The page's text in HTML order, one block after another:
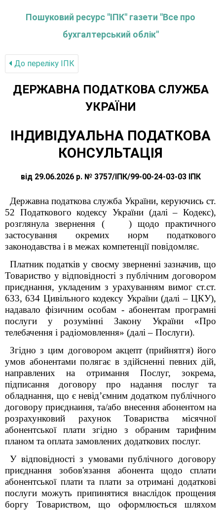
Пошуковий ресурс "ІПК" газети "Все про
бухгалтерський облік"
До переліку IПК
ДЕРЖАВНА ПОДАТКОВА СЛУЖБА
УКРАЇНИ
ІНДИВІДУАЛЬНА ПОДАТКОВА
КОНСУЛЬТАЦІЯ
від 29.06.2026 р. № 3757/ІПК/99-00-24-03-03 ІПК
Державна податкова служба України, керуючись ст.
52 Податкового кодексу України (далі – Кодекс),
розглянула звернення ( ) щодо практичного
застосування окремих норм податкового
законодавства і в межах компетенції повідомляє.
Платник податків у своєму зверненні зазначив, що
Товариство у відповідності з публічним договором
приєднання, укладеним з урахуванням вимог ст.ст.
633, 634 Цивільного кодексу України (далі – ЦКУ),
надавало фізичним особам - абонентам програмні
послуги у розумінні Закону України «Про
телебачення i радіомовлення» (далі – Послуги).
Згідно з цим договором акцепт (прийнятгя) його
умов абонентами полягає в здійсненні певних дій,
направлених на отримання Послуг, зокрема,
підписання договору про надання послуг та
обладнання, що є невід’ємним додатком публічного
договору приєднаиня, та/або внесення абонентом на
розрахунковий рахунок Товариства місячної
абонентської плати згідно з обраним тарифним
планом та оплата замовлених додаткових послуг.
У відповідності з умовами публічного договору
приєднання зобов'язання абонента щодо сплати
абонентської плати та плати за отримані додаткові
послуги можуть припинятися внаслідок прощения
боргу Товариством, що оформлюється шляхом